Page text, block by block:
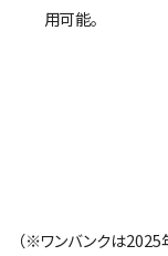
用可能。
（※ワンバンクは2025